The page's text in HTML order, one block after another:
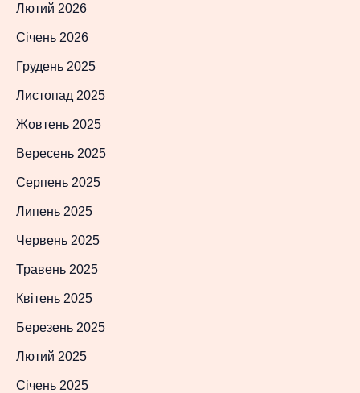
Лютий 2026
Січень 2026
Грудень 2025
Листопад 2025
Жовтень 2025
Вересень 2025
Серпень 2025
Липень 2025
Червень 2025
Травень 2025
Квітень 2025
Березень 2025
Лютий 2025
Січень 2025